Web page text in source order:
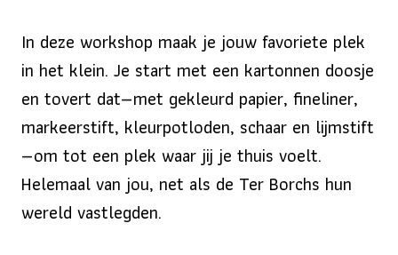
In deze workshop maak je jouw favoriete plek
in het klein. Je start met een kartonnen doosje
en tovert dat—met gekleurd papier, fineliner,
markeerstift, kleurpotloden, schaar en lijmstift
—om tot een plek waar jij je thuis voelt.
Helemaal van jou, net als de Ter Borchs hun
wereld vastlegden.